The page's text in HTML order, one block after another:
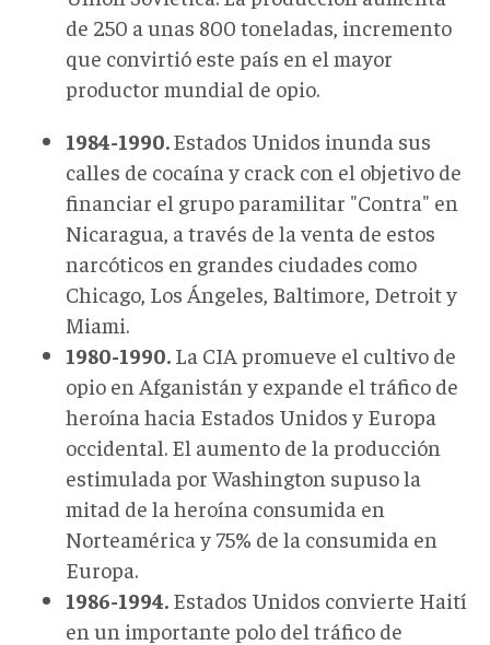
de 250 a unas 800 toneladas, incremento
que convirtió este país en el mayor
productor mundial de opio.
1984-1990.Estados Unidos inunda sus
calles de cocaína y crack con el objetivo de
financiar el grupo paramilitar "Contra" en
Nicaragua, a través de la venta de estos
narcóticos en grandes ciudades como
Chicago, Los Ángeles, Baltimore, Detroit y
Miami.
1980-1990. La CIA promueve el cultivo de
opio en Afganistán y expande el tráfico de
heroína hacia Estados Unidos y Europa
occidental. El aumento de la producción
estimulada por Washington supuso la
mitad de la heroína consumida en
Norteamérica y 75% de la consumida en
Europa.
1986-1994. Estados Unidos convierte Haití
en un importante polo del tráfico de